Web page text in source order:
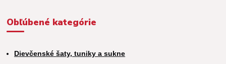
Obľúbené kategórie
Dievčenské šaty, tuniky a sukne